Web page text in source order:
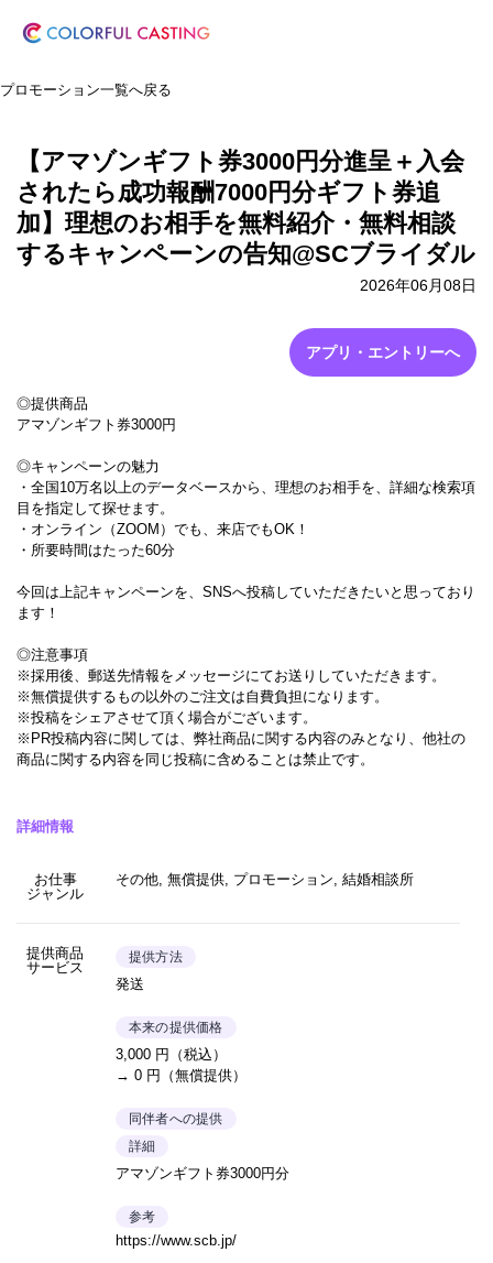
プロモーション一覧へ戻る
【アマゾンギフト券3000円分進呈＋入会
されたら成功報酬7000円分ギフト券追
加】理想のお相手を無料紹介・無料相談
するキャンペーンの告知@SCブライダル
2026年06月08日
アプリ・エントリーへ
◎提供商品
アマゾンギフト券3000円
◎キャンペーンの魅力
・全国10万名以上のデータベースから、理想のお相手を、詳細な検索項
目を指定して探せます。
・オンライン（ZOOM）でも、来店でもOK！
・所要時間はたった60分
今回は上記キャンペーンを、SNSへ投稿していただきたいと思っており
ます！
◎注意事項
※採用後、郵送先情報をメッセージにてお送りしていただきます。
※無償提供するもの以外のご注文は自費負担になります。
※投稿をシェアさせて頂く場合がございます。
※PR投稿内容に関しては、弊社商品に関する内容のみとなり、他社の
商品に関する内容を同じ投稿に含めることは禁止です。
詳細情報
お仕事
ジャンル
その他, 無償提供, プロモーション, 結婚相談所
提供商品
サービス
提供方法
発送
本来の提供価格
3,000 円（税込）
→ 0 円（無償提供）
同伴者への提供
詳細
アマゾンギフト券3000円分
参考
https://www.scb.jp/